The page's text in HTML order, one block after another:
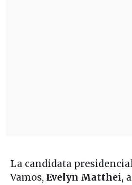
La candidata
Vamos, Evelyn Matthei,